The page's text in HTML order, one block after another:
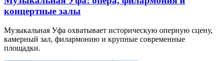
концертные залы
Музыкальная Уфа охватывает историческую оперную сцену,
камерный зал, филармонию и крупные современные
площадки.